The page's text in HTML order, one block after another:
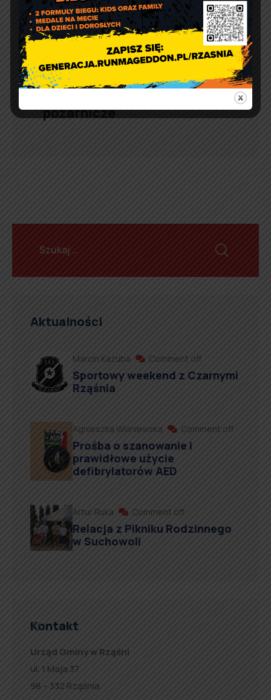
pożarnicze
Aktualności
Marcin Kazuba Comment off
Sportowy weekend z Czarnymi
Rząśnia
Agnieszka Wiśniewska Comment off
Prośba o szanowanie i
prawidłowe użycie
defibrylatorów AED
Artur Ruka Comment off
Relacja z Pikniku Rodzinnego
w Suchowoli
Kontakt
Urząd Gminy w Rząśni
ul. 1 Maja 37
98 – 332 Rząśnia